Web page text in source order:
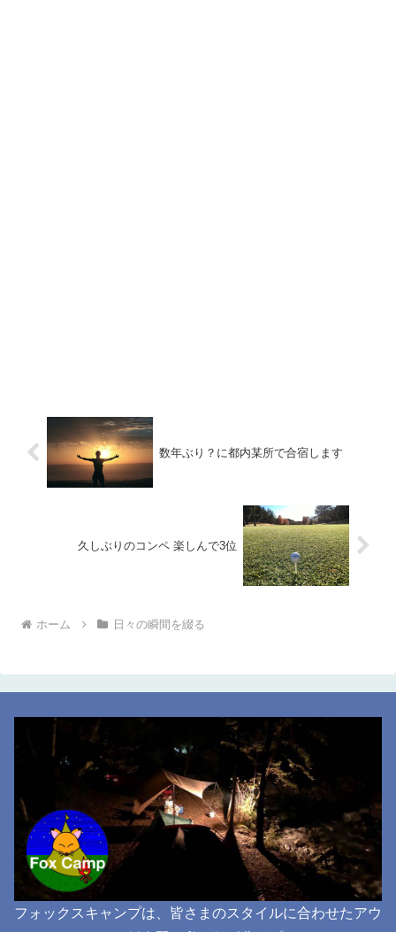
数年ぶり？に都内某所で合宿します
久しぶりのコンペ 楽しんで3位
ホーム 日々の瞬間を綴る
フォックスキャンプは、皆さまのスタイルに合わせたアウ